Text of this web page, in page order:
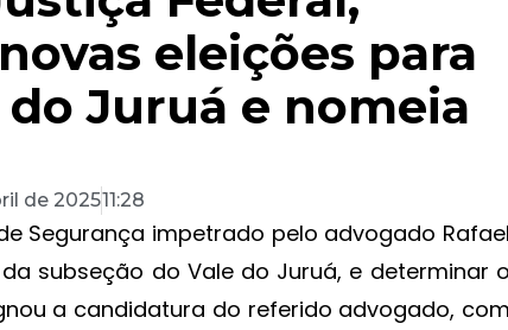
eleições para
Juruá e nomeia
de 202511:28
Segurança impetrado pelo advogado
subseção do Vale do Juruá, e determinar
a candidatura do referido advogado,